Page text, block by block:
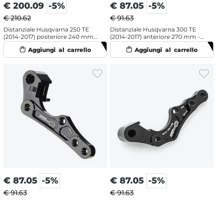
€ 200.09 -5%
€ 210.62
Distanziale Husqvarna 250 TE
(2014-2017) posteriore 240 mm -
Moto Master
€ 87.05 -5%
€ 91.63
Distanziale Husqvarna 300 TE
(2014-2017) anteriore 270 mm -
Moto Master
€ 87.05 -5%
€ 91.63
€ 87.05 -5%
€ 91.63